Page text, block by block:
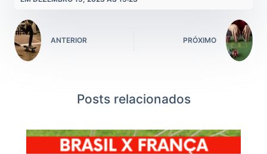
ANTERIOR PRÓXIMO
Posts relacionados